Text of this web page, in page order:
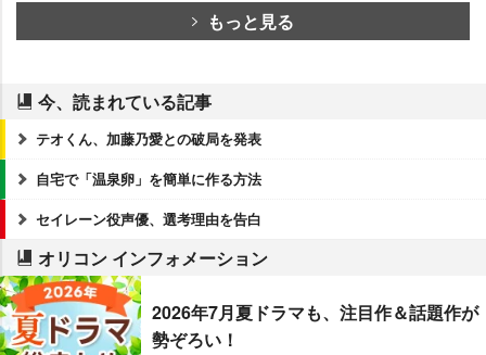
もっと見る
今、読まれている記事
テオくん、加藤乃愛との破局を発表
自宅で「温泉卵」を簡単に作る方法
セイレーン役声優、選考理由を告白
オリコン インフォメーション
2026年7月夏ドラマも、注目作＆話題作が
勢ぞろい！